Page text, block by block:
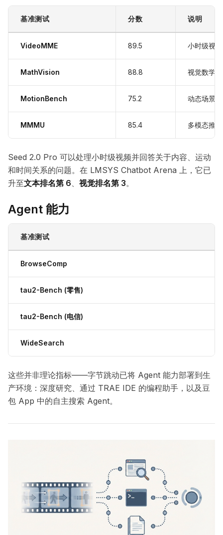
基准测试 分数 说明
VideoMME 89.5 小时级视
MathVision 88.8 视觉数学
MotionBench 75.2 动态场景
MMMU 85.4 多模态推理
Seed 2.0 Pro 可以处理小时级视频并回答关于内容、运动
和时间关系的问题。在 LMSYS Chatbot Arena 上，它已
升至文本排名第 6、 视觉排名第 3。
Agent 能力
基准测试
BrowseComp
tau2-Bench (零售)
tau2-Bench (电信)
WideSearch
这些并非理论指标——字节跳动已将 Agent 能力部署到生
产环境：深度研究、通过 TRAE IDE 的编程助手，以及豆
包 App 中的自主搜索 Agent。